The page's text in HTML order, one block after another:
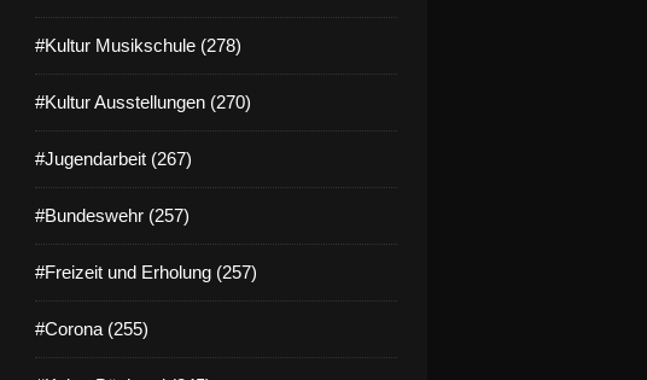
#Kultur Musikschule (278)
#Kultur Ausstellungen (270)
#Jugendarbeit (267)
#Bundeswehr (257)
#Freizeit und Erholung (257)
#Corona (255)